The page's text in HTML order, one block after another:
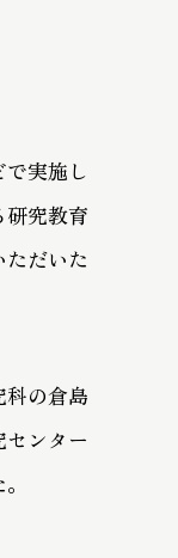
実施し
究教育
だいた
の倉島
ンター